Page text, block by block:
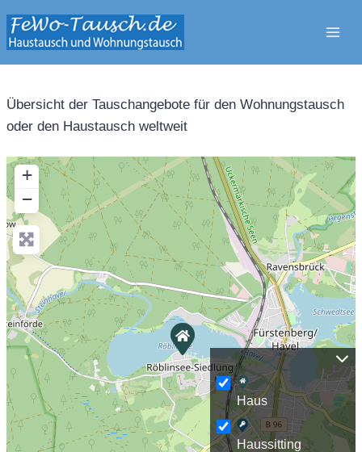
Inhalt
springen
Übersicht der Tauschangebote für den Wohnungstausch
oder den Haustausch weltweit
+
−
Haus
Haussitting